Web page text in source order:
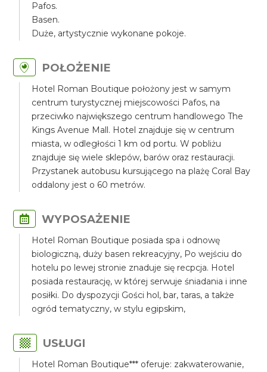
Pafos.
Basen.
Duże, artystycznie wykonane pokoje.
POŁOŻENIE
Hotel Roman Boutique położony jest w samym
centrum turystycznej miejscowości Pafos, na
przeciwko największego centrum handlowego The
Kings Avenue Mall. Hotel znajduje się w centrum
miasta, w odległości 1 km od portu. W pobliżu
znajduje się wiele sklepów, barów oraz restauracji.
Przystanek autobusu kursującego na plażę Coral Bay
oddalony jest o 60 metrów.
WYPOSAŻENIE
Hotel Roman Boutique posiada spa i odnowę
biologiczną, duży basen rekreacyjny, Po wejściu do
hotelu po lewej stronie znaduje się recpcja. Hotel
posiada restaurację, w której serwuje śniadania i inne
posiłki. Do dyspozycji Gości hol, bar, taras, a także
ogród tematyczny, w stylu egipskim,
USŁUGI
Hotel Roman Boutique*** oferuje: zakwaterowanie,